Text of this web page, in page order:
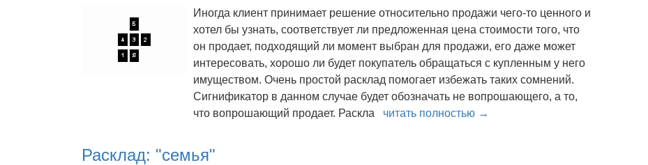
Иногда клиент принимает решение относительно продажи чего-то ценного и
хотел бы узнать, соответствует ли предложенная цена стоимости того, что
он продает, подходящий ли момент выбран для продажи, его даже может
интересовать, хорошо ли будет покупатель обращаться с купленным у него
имуществом. Очень простой расклад помогает избежать таких сомнений.
Сигнификатор в данном случае будет обозначать не вопрошающего, а то,
что вопрошающий продает. Раскла читать полностью →
Расклад: "семья"